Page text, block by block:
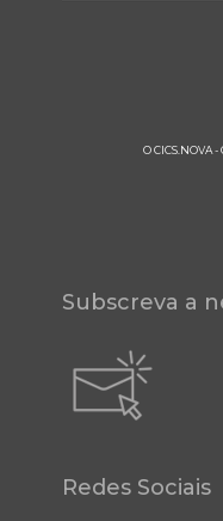
O CICS.NOVA
Subscreva a
Redes Sociais